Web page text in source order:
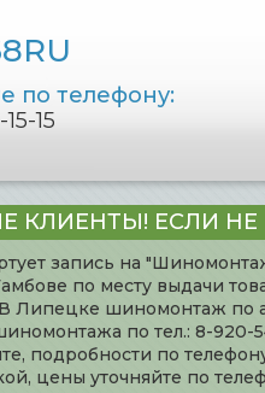
по телефону:
15
КЛИЕНТЫ! ЕСЛИ
запись на
по месту выдачи
Липецке шиномонтаж по
по тел.: 8-
подробности по
цены уточняйте по